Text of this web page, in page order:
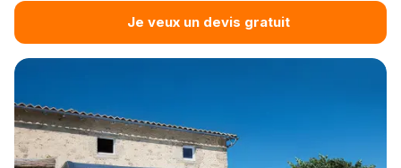
Je veux un devis gratuit